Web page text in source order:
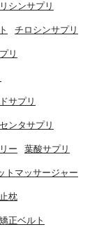
シンサプリ
チロシンサプリ
リ
サプリ
ンタサプリ
ー 葉酸サプリ
トマッサージャー
枕
正ベルト